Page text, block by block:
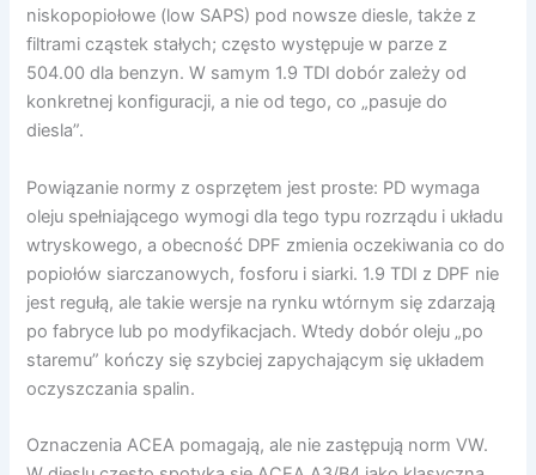
niskopopiołowe (low SAPS) pod nowsze diesle, także z
filtrami cząstek stałych; często występuje w parze z
504.00 dla benzyn. W samym 1.9 TDI dobór zależy od
konkretnej konfiguracji, a nie od tego, co „pasuje do
diesla”.
Powiązanie normy z osprzętem jest proste: PD wymaga
oleju spełniającego wymogi dla tego typu rozrządu i układu
wtryskowego, a obecność DPF zmienia oczekiwania co do
popiołów siarczanowych, fosforu i siarki. 1.9 TDI z DPF nie
jest regułą, ale takie wersje na rynku wtórnym się zdarzają
po fabryce lub po modyfikacjach. Wtedy dobór oleju „po
staremu” kończy się szybciej zapychającym się układem
oczyszczania spalin.
Oznaczenia ACEA pomagają, ale nie zastępują norm VW.